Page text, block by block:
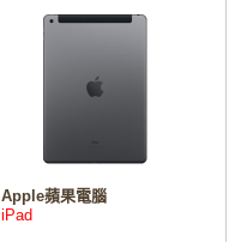
Apple蘋果電腦
iPad